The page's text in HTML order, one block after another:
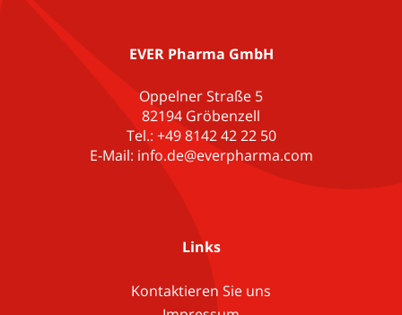
EVER Pharma GmbH
Oppelner Straße 5
82194 Gröbenzell
Tel.: +49 8142 42 22 50
E-Mail: info.de@everpharma.com
Links
Kontaktieren Sie uns